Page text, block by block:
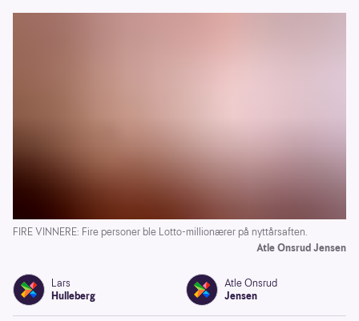
FIRE VINNERE: Fire personer ble Lotto-millionærer på nyttårsaften.
Atle Onsrud Jensen
Lars
Hulleberg
Atle Onsrud
Jensen